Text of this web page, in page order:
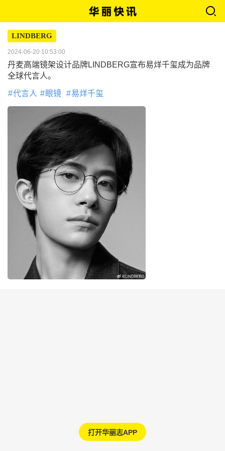
LINDBERG
2024-06-20 10:53:00
丹麦高端镜架设计品牌LINDBERG宣布易烊千玺成为品牌
全球代言人。
代言人 眼镜 易烊千玺
打开华丽志APP